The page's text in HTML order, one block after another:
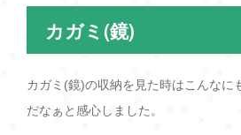
カガミ(鏡)
カガミ(鏡)の収納を見た時はこんなに
だなぁと感心しました。